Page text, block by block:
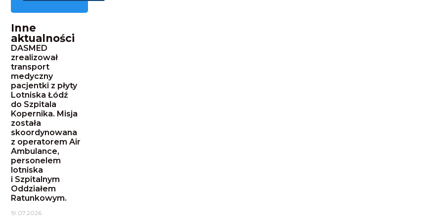
Inne
aktualności
DASMED
zrealizował
transport
medyczny
pacjentki z płyty
Lotniska Łódź
do Szpitala
Kopernika. Misja
została
skoordynowana
z operatorem Air
Ambulance,
personelem
lotniska
i Szpitalnym
Oddziałem
Ratunkowym.
19.07.2026